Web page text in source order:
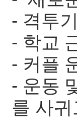
- 격투
- 학교
- 커플
- 운동
를 사